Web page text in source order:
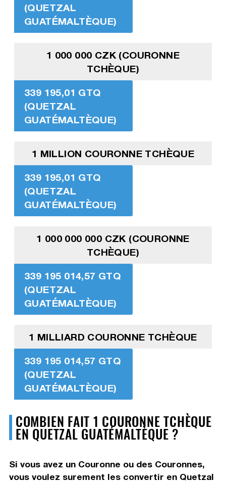
(QUETZAL
GUATÉMALTÈQUE)
1 000 000 CZK (COURONNE
TCHÈQUE)
339 195,01 GTQ
(QUETZAL
GUATÉMALTÈQUE)
1 MILLION COURONNE TCHÈQUE
339 195,01 GTQ
(QUETZAL
GUATÉMALTÈQUE)
1 000 000 000 CZK (COURONNE
TCHÈQUE)
339 195 014,57 GTQ
(QUETZAL
GUATÉMALTÈQUE)
1 MILLIARD COURONNE TCHÈQUE
339 195 014,57 GTQ
(QUETZAL
GUATÉMALTÈQUE)
COMBIEN FAIT 1 COURONNE TCHÈQUE
EN QUETZAL GUATÉMALTÈQUE ?
Si vous avez un Couronne ou des Couronnes,
vous voulez surement les convertir en Quetzal